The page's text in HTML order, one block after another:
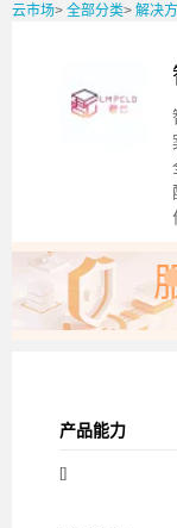
云市场> 全部分类> 解决
产品能力
[]